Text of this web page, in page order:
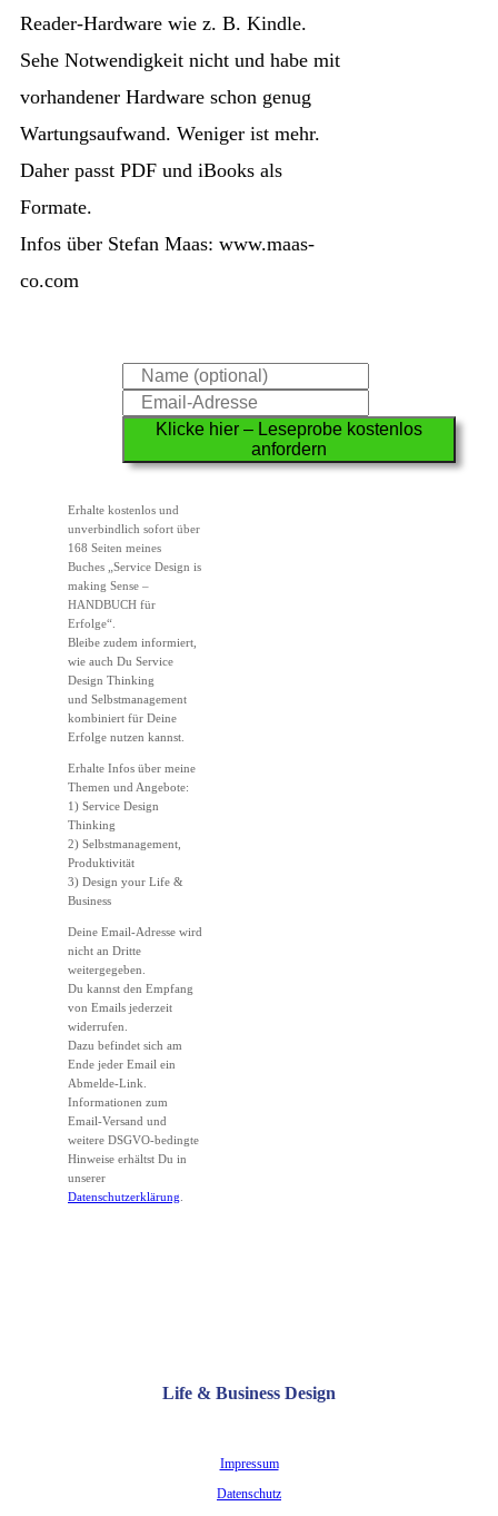
Reader-Hardware wie z. B. Kindle.
Sehe Notwendigkeit nicht und habe mit
vorhandener Hardware schon genug
Wartungsaufwand. Weniger ist mehr.
Daher passt PDF und iBooks als
Formate.
Infos über Stefan Maas: www.maas-
co.com
Klicke hier – Leseprobe kostenlos
anfordern
Erhalte kostenlos und
unverbindlich sofort über
168 Seiten meines
Buches
„Service Design is
making Sense –
HANDBUCH für
Erfolge“
Bleibe zudem informiert,
wie auch Du Service
Design Thinking
und Selbstmanagement
kombiniert für Deine
Erfolge nutzen kannst.
Erhalte Infos über meine
Themen und Angebote:
1) Service Design
Thinking
2) Selbstmanagement,
Produktivität
3) Design your Life &
Business
Deine Email-Adresse wird
nicht an Dritte
weitergegeben.
Du kannst den Empfang
von Emails jederzeit
widerrufen.
Dazu befindet sich am
Ende jeder Email ein
Abmelde-Link.
Informationen zum
Email-Versand und
weitere DSGVO-bedingte
Hinweise erhältst Du in
unserer
Datenschutzerklärung
Life & Business Design
Impressum
Datenschutz